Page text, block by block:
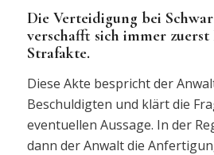
Die Verteidigung bei
verschafft sich immer
Strafakte.
Diese Akte bespricht der
Beschuldigten und klärt die
eventuellen Aussage. In der
dann der Anwalt die